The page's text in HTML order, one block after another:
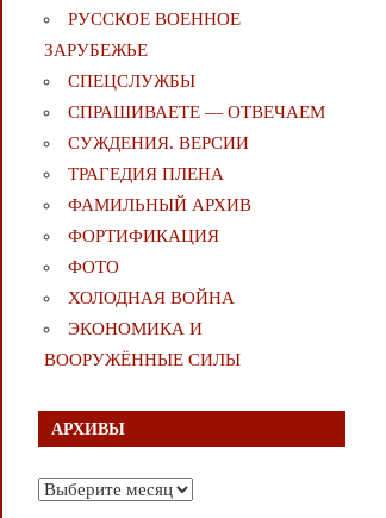
РУССКОЕ ВОЕННОЕ
ЗАРУБЕЖЬЕ
СПЕЦСЛУЖБЫ
СПРАШИВАЕТЕ — ОТВЕЧАЕМ
СУЖДЕНИЯ. ВЕРСИИ
ТРАГЕДИЯ ПЛЕНА
ФАМИЛЬНЫЙ АРХИВ
ФОРТИФИКАЦИЯ
ФОТО
ХОЛОДНАЯ ВОЙНА
ЭКОНОМИКА И
ВООРУЖЁННЫЕ СИЛЫ
АРХИВЫ
Архивы